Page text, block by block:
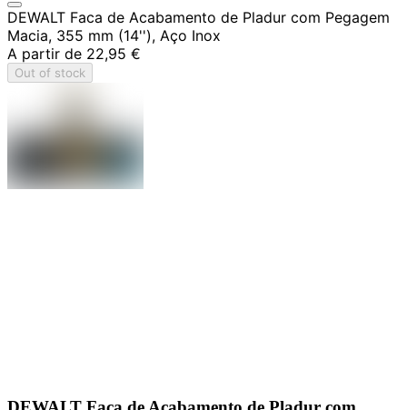
DEWALT Faca de Acabamento de Pladur com Pegagem
Macia, 355 mm (14''), Aço Inox
A partir de 22,95 €
Out of stock